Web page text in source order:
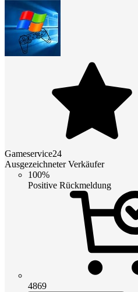
Gameservice24
Ausgezeichneter Verkäufer
100%
Positive Rückmeldung
4869